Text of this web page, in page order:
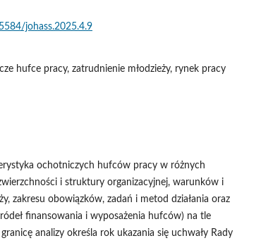
johass.2025.4.9
hufce pracy, zatrudnienie młodzieży, rynek pracy
ochotniczych hufców pracy w różnych
i struktury organizacyjnej, warunków i
zakresu obowiązków, zadań i metod działania oraz
finansowania i wyposażenia hufców) na tle
analizy określa rok ukazania się uchwały Rady